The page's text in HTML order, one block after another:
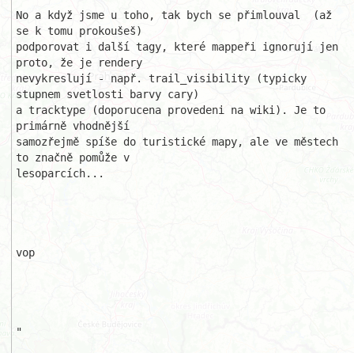
No a když jsme u toho, tak bych se přimlouval  (až
se k tomu prokoušeš)
podporovat i další tagy, které mappeři ignorují jen
proto, že je rendery
nevykreslují - např. trail_visibility (typicky
stupnem svetlosti barvy cary)
a tracktype (doporucena provedeni na wiki). Je to
primárně vhodnější
samozřejmě spíše do turistické mapy, ale ve městech
to značně pomůže v
lesoparcích...
vop
"